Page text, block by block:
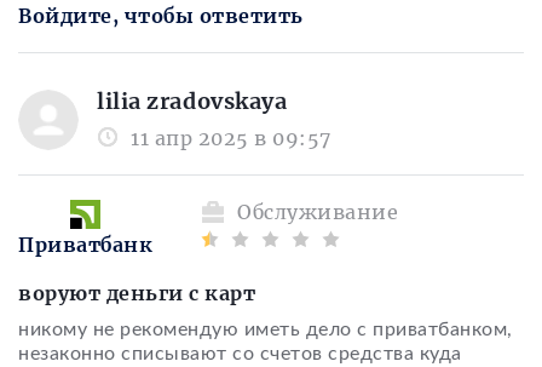
Войдите, чтобы ответить
lilia zradovskaya
11 апр 2025 в 09:57
Обслуживание
Приватбанк
воруют деньги с карт
никому не рекомендую иметь дело с приватбанком,
незаконно списывают со счетов средства куда